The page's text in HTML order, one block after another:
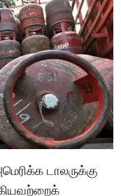
டாலருக்கு